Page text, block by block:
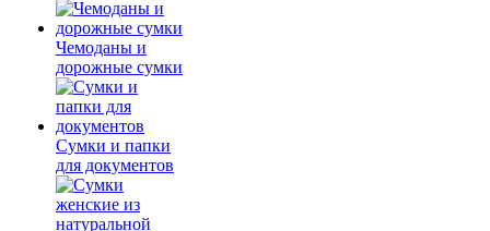
Чемоданы и
дорожные сумки
Сумки и папки
для документов